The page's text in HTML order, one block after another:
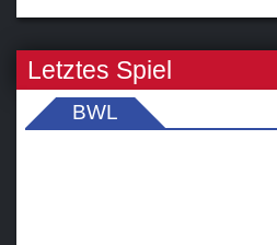
Letztes Spiel
BWL